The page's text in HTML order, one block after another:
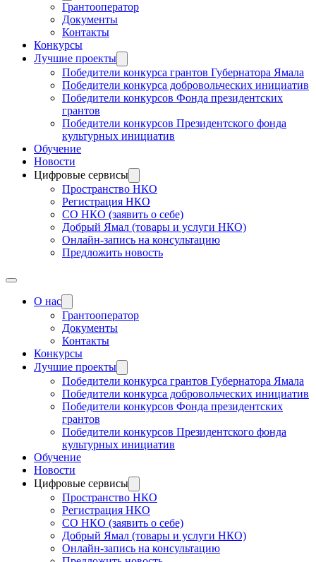
Грантооператор
Документы
Контакты
Конкурсы
Лучшие проекты
Победители конкурса грантов Губернатора Ямала
Победители конкурса добровольческих инициатив
Победители конкурсов Фонда президентских
грантов
Победители конкурсов Президентского фонда
культурных инициатив
Обучение
Новости
Цифровые сервисы
Пространство НКО
Регистрация НКО
СО НКО (заявить о себе)
Добрый Ямал (товары и услуги НКО)
Онлайн-запись на консультацию
Предложить новость
О нас
Грантооператор
Документы
Контакты
Конкурсы
Лучшие проекты
Победители конкурса грантов Губернатора Ямала
Победители конкурса добровольческих инициатив
Победители конкурсов Фонда президентских
грантов
Победители конкурсов Президентского фонда
культурных инициатив
Обучение
Новости
Цифровые сервисы
Пространство НКО
Регистрация НКО
СО НКО (заявить о себе)
Добрый Ямал (товары и услуги НКО)
Онлайн-запись на консультацию